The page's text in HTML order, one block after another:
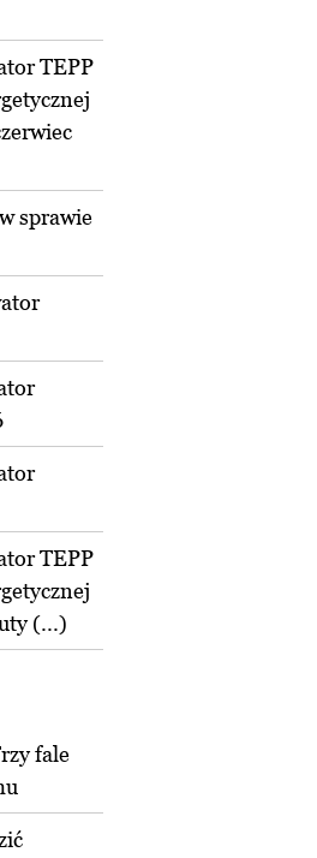
TEPP
sprawie
TEPP
(...)
fale